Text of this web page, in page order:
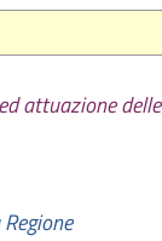
attuazione